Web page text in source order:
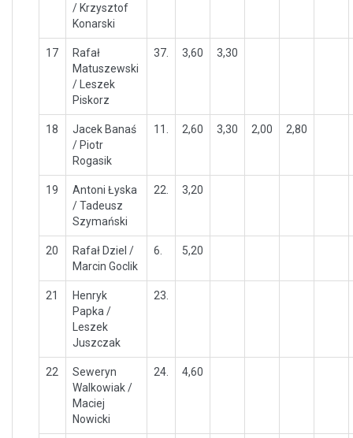
/ Krzysztof
Konarski
17
Rafał
Matuszewski
/ Leszek
Piskorz
37. 3,60 3,30
18
Jacek Banaś
/ Piotr
Rogasik
11. 2,60 3,30 2,00 2,80
19
Antoni Łyska
/ Tadeusz
Szymański
22. 3,20
20
Rafał Dziel /
Marcin Goclik
6. 5,20
21
Henryk
Papka /
Leszek
Juszczak
23.
22
Seweryn
Walkowiak /
Maciej
Nowicki
24. 4,60